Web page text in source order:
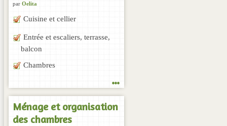
par Oelita
Cuisine et cellier
Entrée et escaliers, terrasse,
balcon
Chambres
...
Ménage et organisation
des chambres